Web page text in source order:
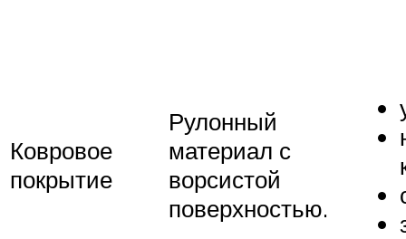
Ковровое
покрытие
Рулонный
материал с
ворсистой
поверхностью.